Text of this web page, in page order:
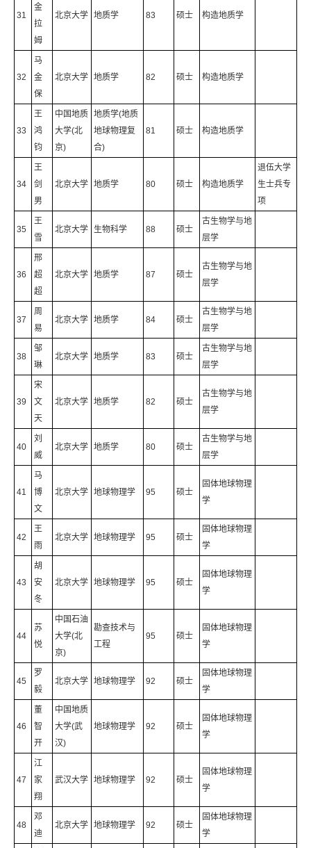
31
金
拉
姆
北京大学 地质学 83 硕士 构造地质学
32
马
金
保
北京大学 地质学 82 硕士 构造地质学
33
王
鸿
钧
中国地质
大学(北
京)
地质学(地质
地球物理复
合)
81 硕士 构造地质学
34
王
剑
男
北京大学 地质学 80 硕士 构造地质学
退伍大学
生士兵专
项
35
王
雪
北京大学 生物科学 88 硕士
古生物学与地
层学
36
邢
超
超
北京大学 地质学 87 硕士
古生物学与地
层学
37
周
易
北京大学 地质学 84 硕士
古生物学与地
层学
38
邹
琳
北京大学 地质学 83 硕士
古生物学与地
层学
39
宋
文
天
北京大学 地质学 82 硕士
古生物学与地
层学
40
刘
威
北京大学 地质学 80 硕士
古生物学与地
层学
41
马
博
文
北京大学 地球物理学 95 硕士
固体地球物理
学
42
王
雨
北京大学 地球物理学 95 硕士
固体地球物理
学
43
胡
安
冬
北京大学 地球物理学 95 硕士
固体地球物理
学
44
苏
悦
中国石油
大学(北
京)
勘查技术与
工程
95 硕士
固体地球物理
学
45
罗
毅
北京大学 地球物理学 92 硕士
固体地球物理
学
46
董
智
开
中国地质
大学(武
汉)
地球物理学 92 硕士
固体地球物理
学
47
江
家
翔
武汉大学 地球物理学 92 硕士
固体地球物理
学
48
邓
迪
北京大学 地球物理学 92 硕士
固体地球物理
学